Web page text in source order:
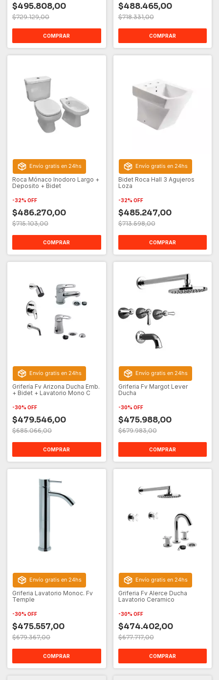
$495.808,00
$729.129,00
COMPRAR
$488.465,00
$718.331,00
Envío gratis en 24hs
Roca Mónaco Inodoro Largo +
Deposito + Bidet
-32% OFF
$486.270,00
$715.103,00
COMPRAR
Envío gratis en 24hs
Bidet Roca Hall 3 Agujeros
Loza
-32% OFF
$485.247,00
$713.598,00
COMPRAR
Envío gratis en 24hs
Grifería Fv Arizona Ducha Emb.
+ Bidet + Lavatorio Mono C
-30% OFF
$479.546,00
$685.066,00
COMPRAR
Envío gratis en 24hs
Griferia Fv Margot Lever
Ducha
-30% OFF
$475.988,00
$679.983,00
COMPRAR
Envío gratis en 24hs
Griferia Lavatorio Monoc. Fv
Temple
-30% OFF
$475.557,00
$679.367,00
COMPRAR
Envío gratis en 24hs
Griferia Fv Alerce Ducha
Lavatorio Ceramico
-30% OFF
$474.402,00
$677.717,00
COMPRAR